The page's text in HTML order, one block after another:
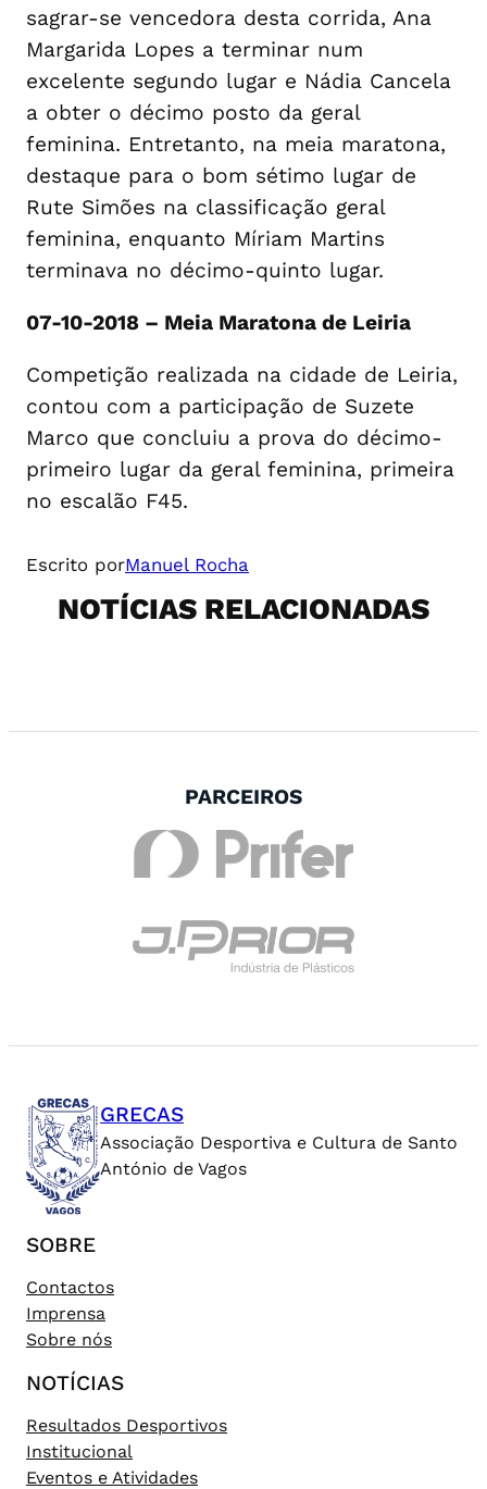
sagrar-se vencedora desta corrida, Ana
Margarida Lopes a terminar num
excelente segundo lugar e Nádia Cancela
a obter o décimo posto da geral
feminina. Entretanto, na meia maratona,
destaque para o bom sétimo lugar de
Rute Simões na classificação geral
feminina, enquanto Míriam Martins
terminava no décimo-quinto lugar.
07-10-2018 – Meia Maratona de Leiria
Competição realizada na cidade de Leiria,
contou com a participação de Suzete
Marco que concluiu a prova do décimo-
primeiro lugar da geral feminina, primeira
no escalão F45.
Escrito porManuel Rocha
NOTÍCIAS RELACIONADAS
PARCEIROS
GRECAS
Associação Desportiva e Cultura de Santo
António de Vagos
SOBRE
Contactos
Imprensa
Sobre nós
NOTÍCIAS
Resultados Desportivos
Institucional
Eventos e Atividades